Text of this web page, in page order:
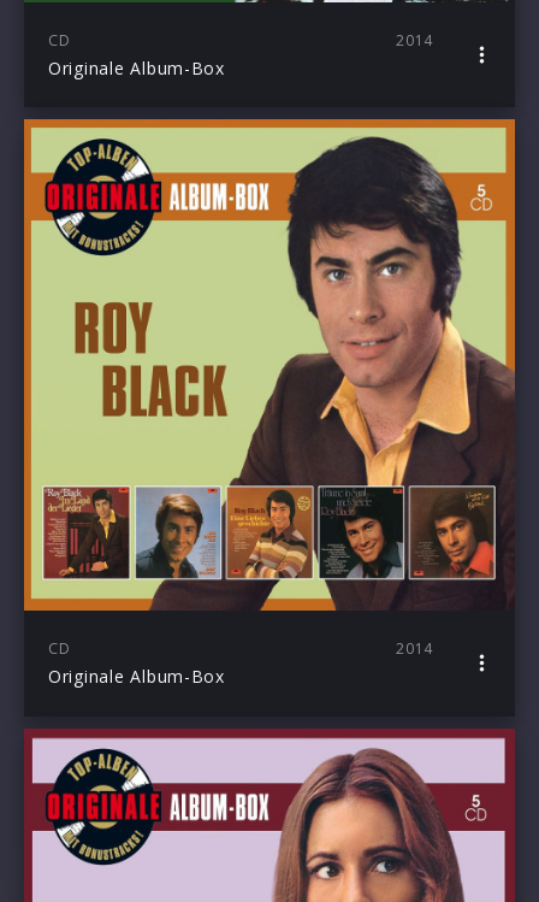
CD 2014
Originale Album-Box
CD 2014
Originale Album-Box